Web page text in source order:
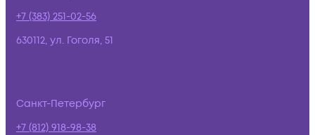
+7 (383) 251-02-56
630112, ул. Гоголя, 51
Санкт-Петербург
+7 (812) 918-98-38